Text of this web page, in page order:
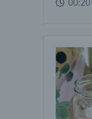
00:20